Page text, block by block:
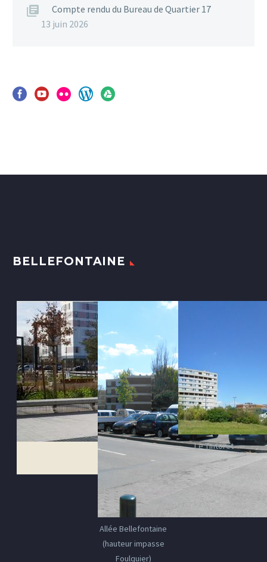
Compte rendu du Bureau de Quartier 17
13 juin 2026
BELLEFONTAINE
Allée Bellefontaine
(hauteur impasse
Foulquier)
Le Tintoret